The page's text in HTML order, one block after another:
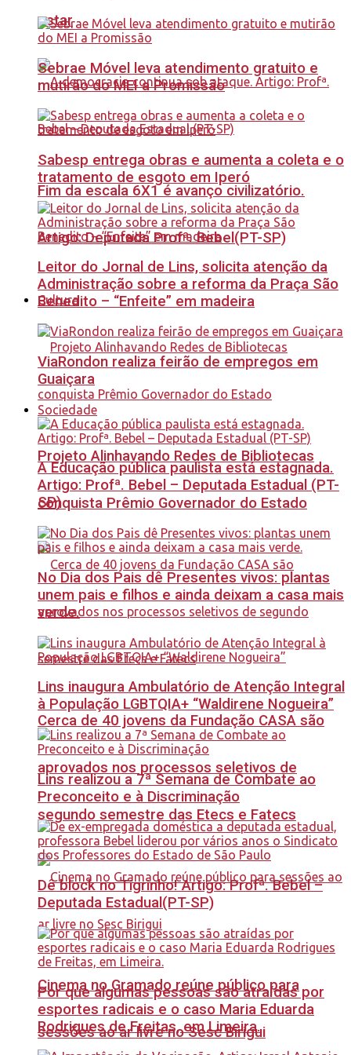
estar
Fim da escala 6X1 é avanço civilizatório.
Artigo: Deputada Profª. Bebel(PT-SP)
Cultura
Projeto Alinhavando Redes de Bibliotecas
conquista Prêmio Governador do Estado
Cerca de 40 jovens da Fundação CASA são
aprovados nos processos seletivos de
segundo semestre das Etecs e Fatecs
Cinema no Gramado reúne público para
sessões ao ar livre no Sesc Birigui
Sebrae Móvel leva atendimento gratuito e
mutirão do MEI a Promissão
Sabesp entrega obras e aumenta a coleta e o
tratamento de esgoto em Iperó
Leitor do Jornal de Lins, solicita atenção da
Administração sobre a reforma da Praça São
Benedito – “Enfeite” em madeira
ViaRondon realiza feirão de empregos em
Guaiçara
Sociedade
A Educação pública paulista está estagnada.
Artigo: Profª. Bebel – Deputada Estadual (PT-
SP)
No Dia dos Pais dê Presentes vivos: plantas
unem pais e filhos e ainda deixam a casa mais
verde.
Lins inaugura Ambulatório de Atenção Integral
à População LGBTQIA+ “Waldirene Nogueira”
Lins realizou a 7ª Semana de Combate ao
Preconceito e à Discriminação
Dê block no Tigrinho! Artigo: Profª. Bebel –
Deputada Estadual(PT-SP)
Por que algumas pessoas são atraídas por
esportes radicais e o caso Maria Eduarda
Rodrigues de Freitas, em Limeira.